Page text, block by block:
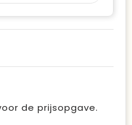
de prijsopgave.